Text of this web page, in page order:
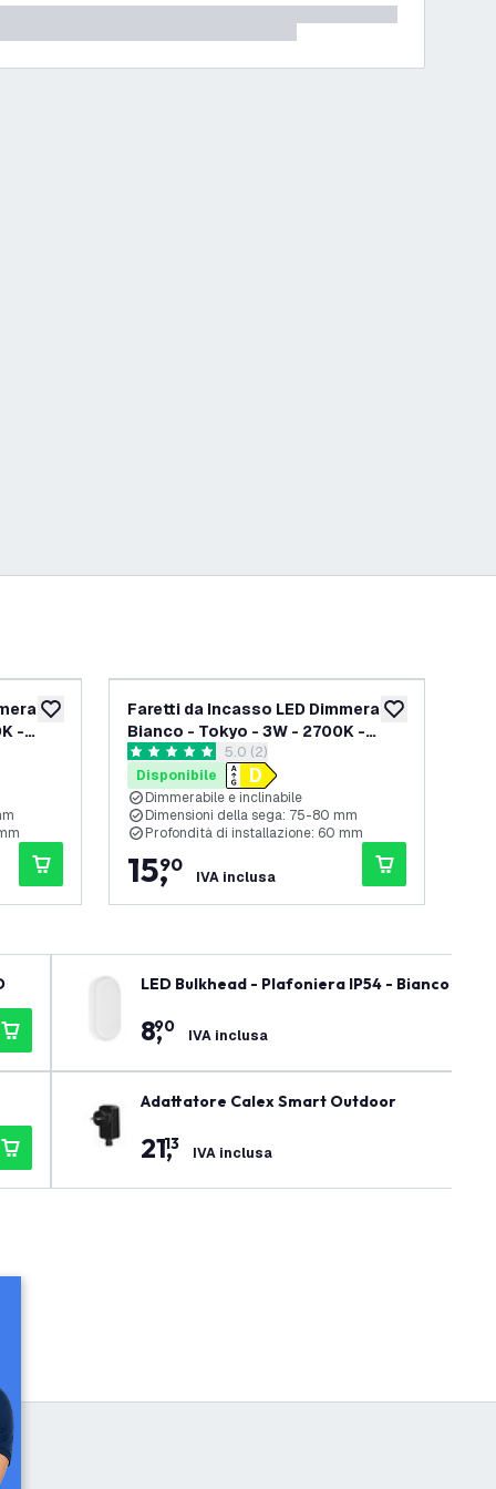
aggiungi alla lista desideri
-
aggiungi alla
Faretti da Incasso LED Dimmerabili
Bianco - Tokyo - 3W - 2700K -
Ã¸92mm - 3 packapri il cassetto delle recensioni
5 stelle di valutazione
5.0 (2)
Disponibile
Dimmerabile e inclinabile
Dimensioni della sega: 75-80 mm
Profondità di installazione: 60 mm
15,
90
IVA inclusa
LED Bulkhead - Plafoniera IP54 - Bianco -
8,
90 IVA inclusa
Adattatore Calex Smart Outdoor
21,
13 IVA inclusa